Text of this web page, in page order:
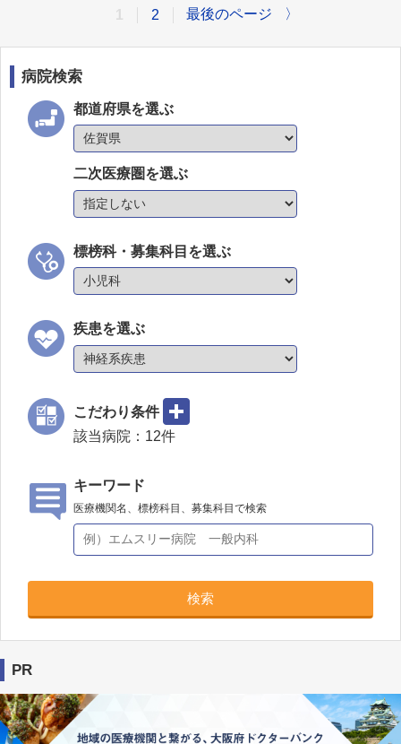
2 最後のページ 〉
病院検索
都道府県を選ぶ
二次医療圏を選ぶ
標榜科・募集科目を選ぶ
疾患を選ぶ
こだわり条件
該当病院： 12件
キーワード
医療機関名、標榜科目、募集科目で検索
検索
PR